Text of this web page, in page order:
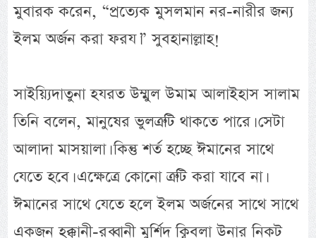
মুবারক করেন, “প্রত্যেক মুসলমান নর-নারীর জন্য
ইলম অর্জন করা ফরয।” সুবহানাল্লাহ!
সাইয়্যিদাতুনা হযরত উম্মুল উমাম আলাইহাস সালাম
তিনি বলেন, মানুষের ভুলত্রুটি থাকতে পারে। সেটা
আলাদা মাসয়ালা। কিন্তু শর্ত হচ্ছে ঈমানের সাথে
যেতে হবে। এক্ষেত্রে কোনো ত্রুটি করা যাবে না।
ঈমানের সাথে যেতে হলে ইলম অর্জনের সাথে সাথে
একজন হক্কানী-রব্বানী মুর্শিদ ক্বিবলা উনার নিকট